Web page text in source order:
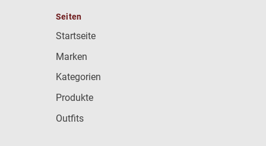
Seiten
Startseite
Marken
Kategorien
Produkte
Outfits